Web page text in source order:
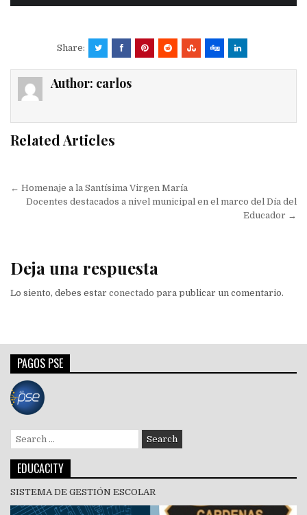
Share:
Author: carlos
Related Articles
Navegación
de
← Homenaje a la Santísima Virgen María
Docentes destacados a nivel municipal en el marco del Día del
Educador →
Deja una respuesta
Lo siento, debes estar conectado para publicar un comentario.
PAGOS PSE
Search
for:
EDUCACITY
SISTEMA DE GESTIÓN ESCOLAR